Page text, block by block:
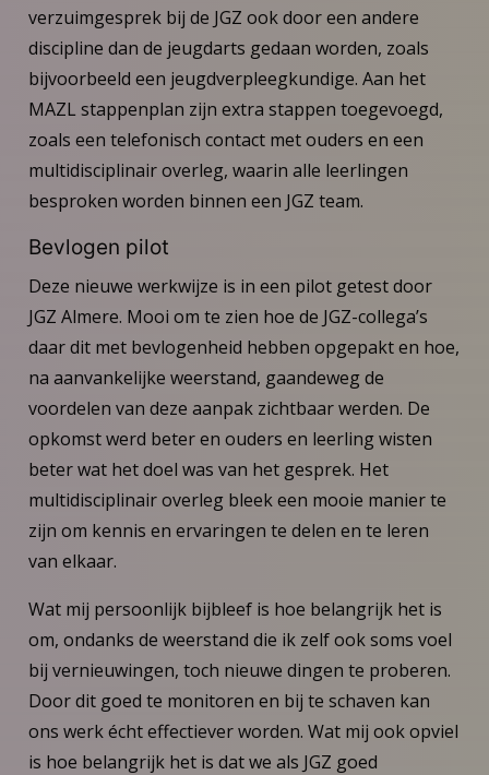
verzuimgesprek bij de JGZ ook door een andere
discipline dan de jeugdarts gedaan worden, zoals
bijvoorbeeld een jeugdverpleegkundige. Aan het
MAZL stappenplan zijn extra stappen toegevoegd,
zoals een telefonisch contact met ouders en een
multidisciplinair overleg, waarin alle leerlingen
besproken worden binnen een JGZ team.
Bevlogen pilot
Deze nieuwe werkwijze is in een pilot getest door
JGZ Almere. Mooi om te zien hoe de JGZ-collega’s
daar dit met bevlogenheid hebben opgepakt en hoe,
na aanvankelijke weerstand, gaandeweg de
voordelen van deze aanpak zichtbaar werden. De
opkomst werd beter en ouders en leerling wisten
beter wat het doel was van het gesprek. Het
multidisciplinair overleg bleek een mooie manier te
zijn om kennis en ervaringen te delen en te leren
van elkaar.
Wat mij persoonlijk bijbleef is hoe belangrijk het is
om, ondanks de weerstand die ik zelf ook soms voel
bij vernieuwingen, toch nieuwe dingen te proberen.
Door dit goed te monitoren en bij te schaven kan
ons werk écht effectiever worden. Wat mij ook opviel
is hoe belangrijk het is dat we als JGZ goed